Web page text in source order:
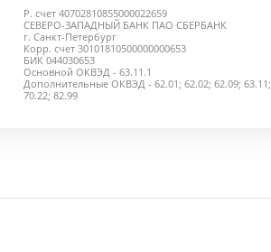
Р. счет 40702810855000022659
СЕВЕРО-ЗАПАДНЫЙ БАНК ПАО СБЕРБАНК
г. Санкт-Петербург
Корр. счет 30101810500000000653
БИК 044030653
Основной ОКВЭД - 63.11.1
Дополнительные ОКВЭД - 62.01; 62.02; 62.09; 63.11;
70.22; 82.99